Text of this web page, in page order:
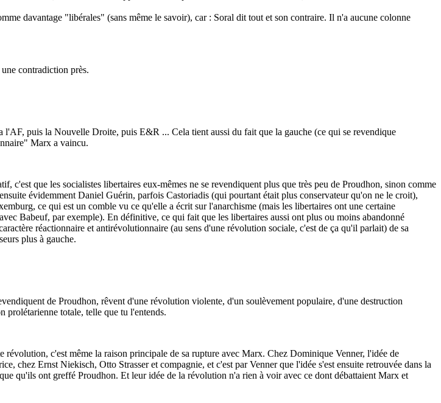
davantage "libérales" (sans même le savoir), car : Soral dit tout et son contraire. Il n'a aucune colonne
contradiction près.
puis la Nouvelle Droite, puis E&R ... Cela tient aussi du fait que la gauche (ce qui se revendique
Marx a vaincu.
c'est que les socialistes libertaires eux-mêmes ne se revendiquent plus que très peu de Proudhon, sinon comme
évidemment Daniel Guérin, parfois Castoriadis (qui pourtant était plus conservateur qu'on ne le croit),
ce qui est un comble vu ce qu'elle a écrit sur l'anarchisme (mais les libertaires ont une certaine
Babeuf, par exemple). En définitive, ce qui fait que les libertaires aussi ont plus ou moins abandonné
réactionnaire et antirévolutionnaire (au sens d'une révolution sociale, c'est de ça qu'il parlait) de sa
plus à gauche.
de Proudhon, rêvent d'une révolution violente, d'un soulèvement populaire, d'une destruction
totale, telle que tu l'entends.
c'est même la raison principale de sa rupture avec Marx. Chez Dominique Venner, l'idée de
chez Ernst Niekisch, Otto Strasser et compagnie, et c'est par Venner que l'idée s'est ensuite retrouvée dans la
qu'ils ont greffé Proudhon. Et leur idée de la révolution n'a rien à voir avec ce dont débattaient Marx et